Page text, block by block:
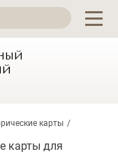
карты
карты для